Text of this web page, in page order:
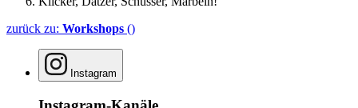
zurück zu: Workshops ()
Instagram